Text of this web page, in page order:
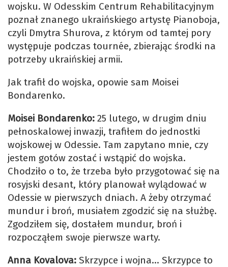
wojsku. W Odesskim Centrum Rehabilitacyjnym
poznał znanego ukraińskiego artystę Pianoboja,
czyli Dmytra Shurova, z którym od tamtej pory
występuje podczas tournée, zbierając środki na
potrzeby ukraińskiej armii.
Jak trafił do wojska, opowie sam Moisei
Bondarenko.
Moisei Bondarenko: 25 lutego, w drugim dniu
pełnoskalowej inwazji, trafiłem do jednostki
wojskowej w Odessie. Tam zapytano mnie, czy
jestem gotów zostać i wstąpić do wojska.
Chodziło o to, że trzeba było przygotować się na
rosyjski desant, który planował wylądować w
Odessie w pierwszych dniach. A żeby otrzymać
mundur i broń, musiałem zgodzić się na służbę.
Zgodziłem się, dostałem mundur, broń i
rozpocząłem swoje pierwsze warty.
Anna Kovalova: Skrzypce i wojna… Skrzypce to